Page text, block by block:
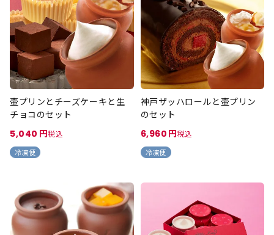
壷プリンとチーズケーキと生
チョコのセット
5,040
税込
冷凍便
神戸ザッハロールと壷プリン
のセット
6,960
税込
冷凍便